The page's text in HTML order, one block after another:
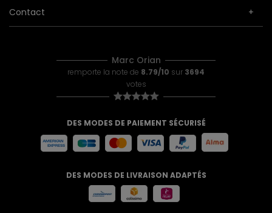
Contact
Marc Orian
remporte la note de 8.79/10 sur 3694
votes
DES MODES DE PAIEMENT SÉCURISÉ
DES MODES DE LIVRAISON ADAPTÉS